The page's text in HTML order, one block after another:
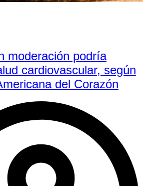
moderación podría
cardiovascular, según
del Corazón